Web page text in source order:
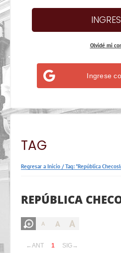
Olvidé mi
Ingrese
TAG
Regresar a Inicio /Tag: "República
REPÚBLICA
A A A
←ANT 1 SIG→